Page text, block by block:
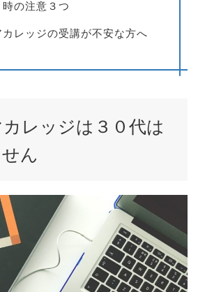
の注意３つ
カレッジの受講が不安な方へ
レッジは３０代は
ん